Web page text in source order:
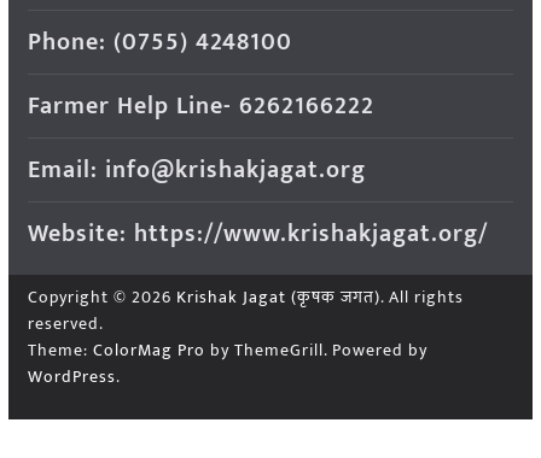
Phone: (0755) 4248100
Farmer Help Line- 6262166222
Email: info@krishakjagat.org
Website: https://www.krishakjagat.org/
Copyright © 2026 Krishak Jagat (कृषक जगत). All rights
reserved.
Theme: ColorMag Pro by ThemeGrill. Powered by
WordPress.